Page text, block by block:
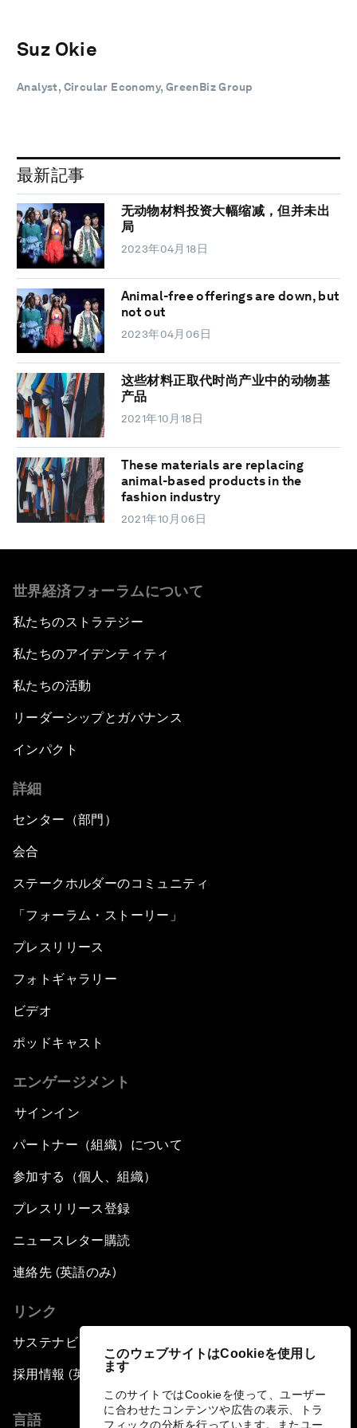
このウェブサイトはCookieを使用し
ます
このサイトではCookieを使って、ユーザー
に合わせたコンテンツや広告の表示、トラ
フィックの分析を行っています。またユー
Suz Okie
Analyst, Circular Economy, GreenBiz Group
最新記事
无动物材料投资大幅缩减，但并未出
局
2023年04月18日
Animal-free offerings are down, but
not out
2023年04月06日
这些材料正取代时尚产业中的动物基
产品
2021年10月18日
These materials are replacing
animal-based products in the
fashion industry
2021年10月06日
世界経済フォーラムについて
私たちのストラテジー
私たちのアイデンティティ
私たちの活動
リーダーシップとガバナンス
インパクト
詳細
センター（部門）
会合
ステークホルダーのコミュニティ
「フォーラム・ストーリー」
プレスリリース
フォトギャラリー
ビデオ
ポッドキャスト
エンゲージメント
サインイン
パートナー（組織）について
参加する（個人、組織）
プレスリリース登録
ニュースレター購読
連絡先 (英語のみ)
リンク
サステナビリティへの取り組み
採用情報 (英語のみ)
言語